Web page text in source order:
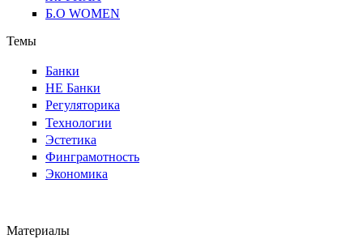
Б.О WOMEN
Темы
Банки
НЕ Банки
Регуляторика
Технологии
Эстетика
Финграмотность
Экономика
Материалы